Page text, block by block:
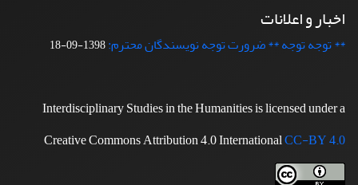
اخبار و اعلانات
** توجه توجه ** ضرورت توجه نویسندگان محترم:1398-09-18
Interdisciplinary Studies in the Humanities is licensed under a
Creative Commons Attribution 4.0 InternationalCC-BY 4.0